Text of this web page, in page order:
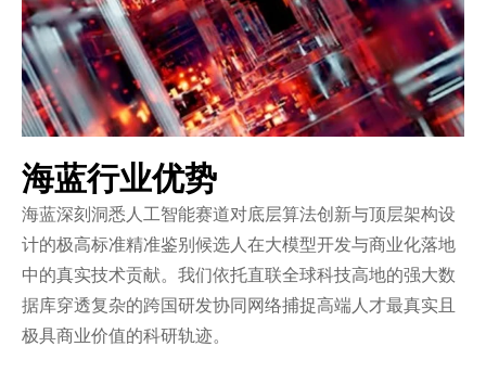
海蓝行业优势
海蓝深刻洞悉人工智能赛道对底层算法创新与顶层架构设
计的极高标准精准鉴别候选人在大模型开发与商业化落地
中的真实技术贡献。我们依托直联全球科技高地的强大数
据库穿透复杂的跨国研发协同网络捕捉高端人才最真实且
极具商业价值的科研轨迹。